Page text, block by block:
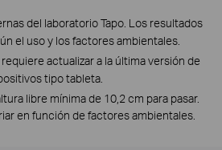
del laboratorio Tapo. Los resultados
el uso y los factores ambientales.
actualizar a la última versión de
tipo tableta.
libre mínima de 10,2 cm para pasar.
en función de factores ambientales.